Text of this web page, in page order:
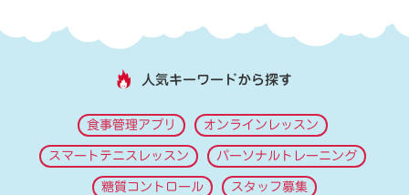
人気キーワードから探す
食事管理アプリ オンラインレッスン
スマートテニスレッスン パーソナルトレーニング
糖質コントロール スタッフ募集